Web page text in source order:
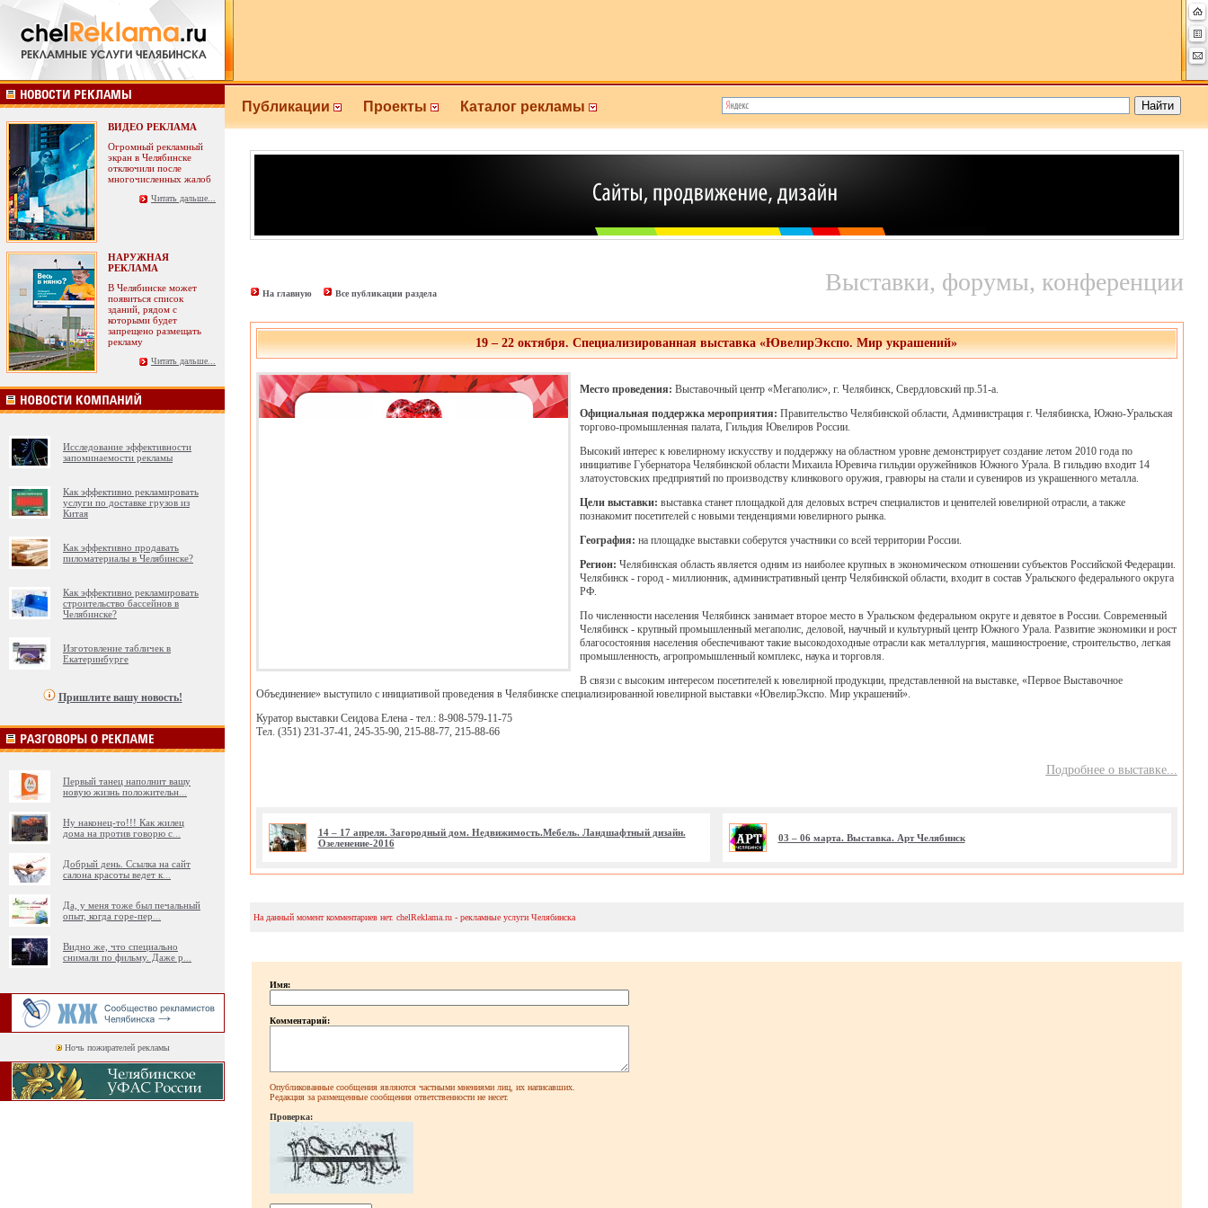
ВИДЕО РЕКЛАМА
Огромный рекламный
экран в Челябинске
отключили после
многочисленных жалоб
Читать дальше...
НАРУЖНАЯ
РЕКЛАМА
В Челябинске может
появиться список
зданий, рядом с
которыми будет
запрещено размещать
рекламу
Читать дальше...
Исследование эффективности
запоминаемости рекламы
Как эффективно рекламировать
услуги по доставке грузов из
Китая
Как эффективно продавать
пиломатериалы в Челябинске?
Как эффективно рекламировать
строительство бассейнов в
Челябинске?
Изготовление табличек в
Екатеринбурге
Пришлите вашу новость!
Первый танец наполнит вашу
новую жизнь положительн
Ну наконец-то!!! Как жилец
дома на против говорю с
Добрый день. Ссылка на сайт
салона красоты ведет к
Да, у меня тоже был печальный
опыт, когда горе-пер
Видно же, что специально
снимали по фильму. Даже р
Ночь пожирателей рекламы
Публикации Проекты Каталог рекламы
На главную Все публикации раздела Выставки, форумы, конференции
19 – 22 октября. Специализированная выставка «ЮвелирЭкспо. Мир украшений»
Место проведения: Выставочный центр «Мегаполис», г. Челябинск, Свердловский пр.51-а.
Официальная поддержка мероприятия: Правительство Челябинской области, Администрация г. Челябинска, Южно-Уральская
торгово-промышленная палата, Гильдия Ювелиров России.
Высокий интерес к ювелирному искусству и поддержку на областном уровне демонстрирует создание летом 2010 года по
инициативе Губернатора Челябинской области Михаила Юревича гильдии оружейников Южного Урала. В гильдию входит 14
златоустовских предприятий по производству клинкового оружия, гравюры на стали и сувениров из украшенного металла.
Цели выставки: выставка станет площадкой для деловых встреч специалистов и ценителей ювелирной отрасли, а также
познакомит посетителей с новыми тенденциями ювелирного рынка.
География: на площадке выставки соберутся участники со всей территории России.
Регион: Челябинская область является одним из наиболее крупных в экономическом отношении субъектов Российской Федерации.
Челябинск - город - миллионник, административный центр Челябинской области, входит в состав Уральского федерального округа
РФ.
По численности населения Челябинск занимает второе место в Уральском федеральном округе и девятое в России. Современный
Челябинск - крупный промышленный мегаполис, деловой, научный и культурный центр Южного Урала. Развитие экономики и рост
благосостояния населения обеспечивают такие высокодоходные отрасли как металлургия, машиностроение, строительство, легкая
промышленность, агропромышленный комплекс, наука и торговля.
В связи с высоким интересом посетителей к ювелирной продукции, представленной на выставке, «Первое Выставочное
Объединение» выступило с инициативой проведения в Челябинске специализированной ювелирной выставки «ЮвелирЭкспо. Мир украшений».
Куратор выставки Сеидова Елена - тел.: 8-908-579-11-75
Тел. (351) 231-37-41, 245-35-90, 215-88-77, 215-88-66
Подробнее о выставке...
14 – 17 апреля. Загородный дом. Недвижимость.Мебель. Ландшафтный дизайн.
Озеленение-2016
03 – 06 марта. Выставка. Арт Челябинск
На данный момент комментариев нет. chelReklama.ru - рекламные услуги Челябинска
Имя:
Комментарий:
Опубликованные сообщения являются частными мнениями лиц, их написавших.
Редакция за размещенные сообщения ответственности не несет.
Проверка: